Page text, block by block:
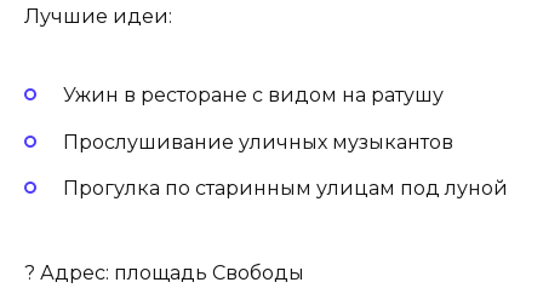
Лучшие идеи:
Ужин в ресторане с видом на ратушу
Прослушивание уличных музыкантов
Прогулка по старинным улицам под луной
? Адрес: площадь Свободы